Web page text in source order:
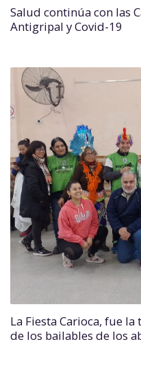
Salud continúa con las
Antigripal y Covid-19
La Fiesta Carioca, fue
de los bailables de los